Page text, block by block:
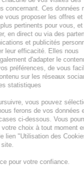
ligneSÉCURISÉ
4 fois sans frais à
dès55€
Chronoposten
concernant. Ces données
vous proposer les offres et
pertinents pour vous, et
en direct ou via des
et publicités
leur efficacité. Elles nous
d'adapter le
préférences, de vous
sur les réseaux
statistiques
vous pouvez
ferons de vos données
ci-dessous. Vous
votre choix à tout moment
lien "Utilisation des
pour votre confiance.